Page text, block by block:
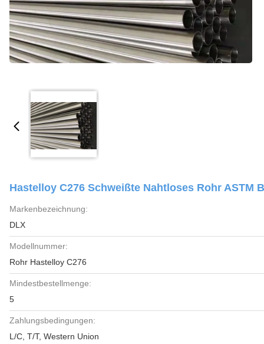
Hastelloy C276 Schweißte Nahtloses Rohr ASTM
Markenbezeichnung:
DLX
Modellnummer:
Rohr Hastelloy C276
Mindestbestellmenge:
5
Zahlungsbedingungen:
L/C, T/T, Western Union